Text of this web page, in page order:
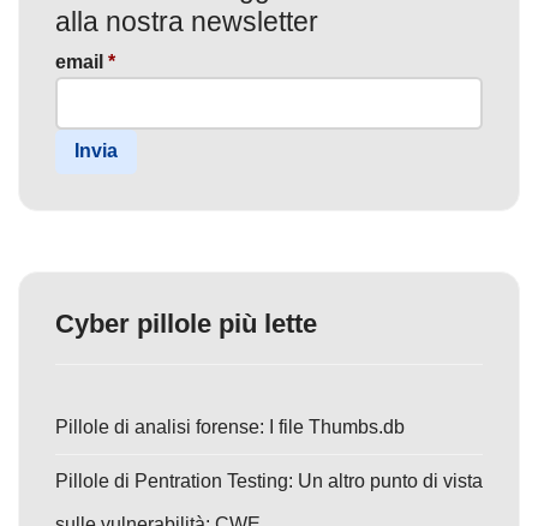
alla nostra newsletter
email *
Invia
Cyber pillole più lette
Pillole di analisi forense: I file Thumbs.db
Pillole di Pentration Testing: Un altro punto di vista